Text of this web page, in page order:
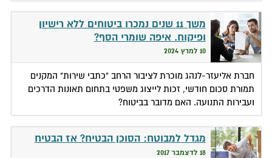
משך 11 שנים נמכרו ביטוחים ללא רישיון
ופיקוח. איפה שומרי הסף?
10 למרץ 2024
חברת אליעזר-לנהג מוכרת לציבור הרחב "כתבי שירות" המקנים
תמורת סכום חודשי, זכות לייצוג משפטי בתחום תאונות הדרכים
ועבירות התנועה. האם מדובר בביטוח?
מגדל למבוטח: הסוכן הבטיח? אז הבטיח
18 לדצמבר 2017